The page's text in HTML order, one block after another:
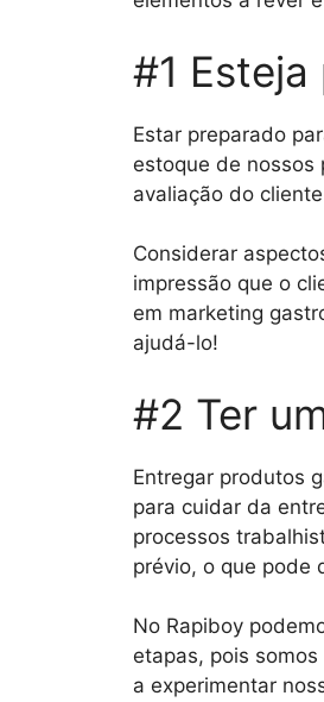
#1
Estar preparado
estoque de nossos
avaliação do
Considerar
impressão que o
em marketing
ajudá-lo!
#2 Ter
Entregar produtos
para cuidar da
processos
prévio, o que pode
No Rapiboy
etapas, pois
a experimentar